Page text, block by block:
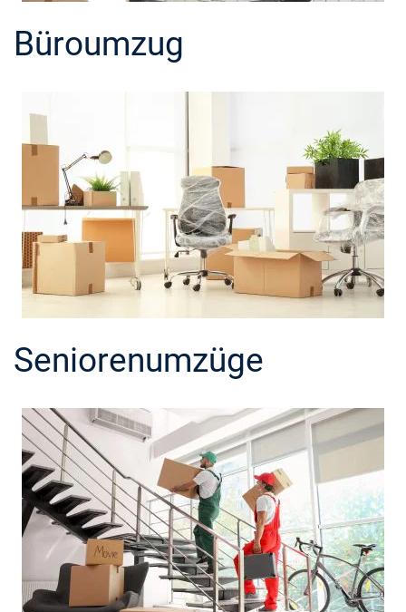
Büroumzug
Seniorenumzüge